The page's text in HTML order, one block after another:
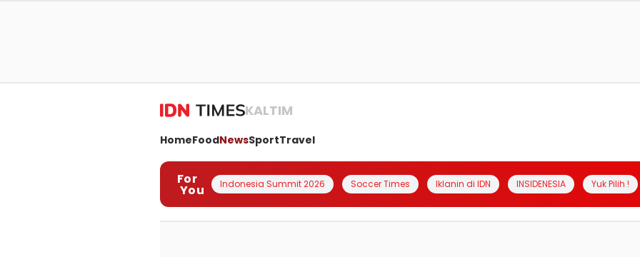
KALTIM
HomeFoodNewsSportTravel
For
You Indonesia Summit 2026 Soccer Times Iklanin di IDN INSIDENESIA Yuk Pilih !